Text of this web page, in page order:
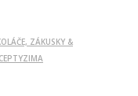
ZÁKUSKY &
ZIMA